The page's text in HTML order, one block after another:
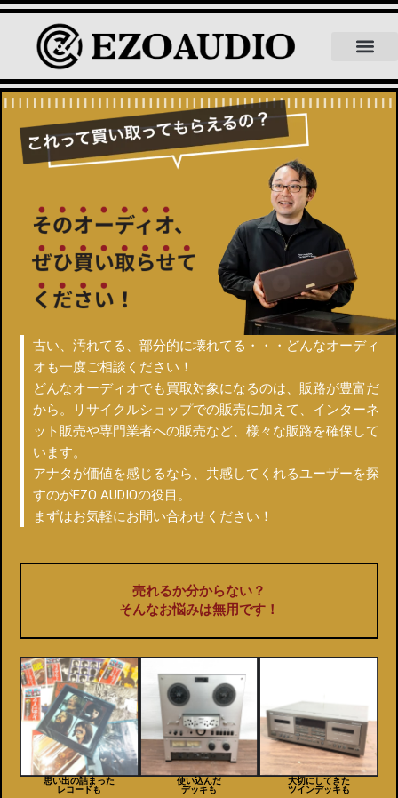
【耳寄り情報】ツアーパンフレッ
古い、汚れてる、部分的に壊れてる・・・ どんなオーディ
オも一度ご相談ください！
どんなオーディオでも買取対象になるのは、販路が豊富だ
から。リサイクルショップでの販売に加えて、インターネ
ット販売や専門業者への販売など、様々な販路を確保して
います。
アナタが価値を感じるなら、共感してくれるユーザーを探
すのがEZO AUDIOの役目。
まずはお気軽にお問い合わせください！
売れるか分からない？
そんなお悩みは無用です！
思い出の詰まった
レコードも
使い込んだ
デッキも
大切にしてきた
ツインデッキも